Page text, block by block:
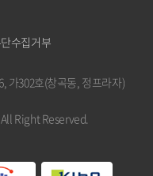
수집거부
가302호(창곡동, 정프라자)
Right Reserved.